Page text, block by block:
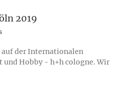
2019
auf der Internationalen
und Hobby - h+h cologne. Wir